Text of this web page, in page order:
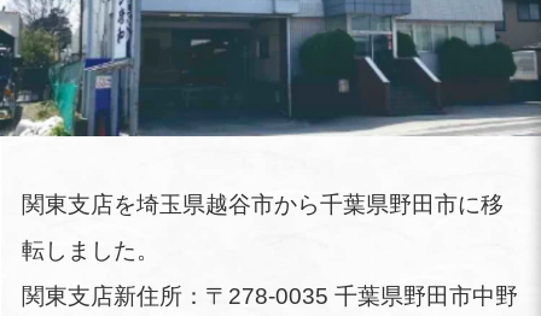
関東支店を埼玉県越谷市から千葉県野田市に移
転しました。
関東支店新住所：〒278-0035 千葉県野田市中野